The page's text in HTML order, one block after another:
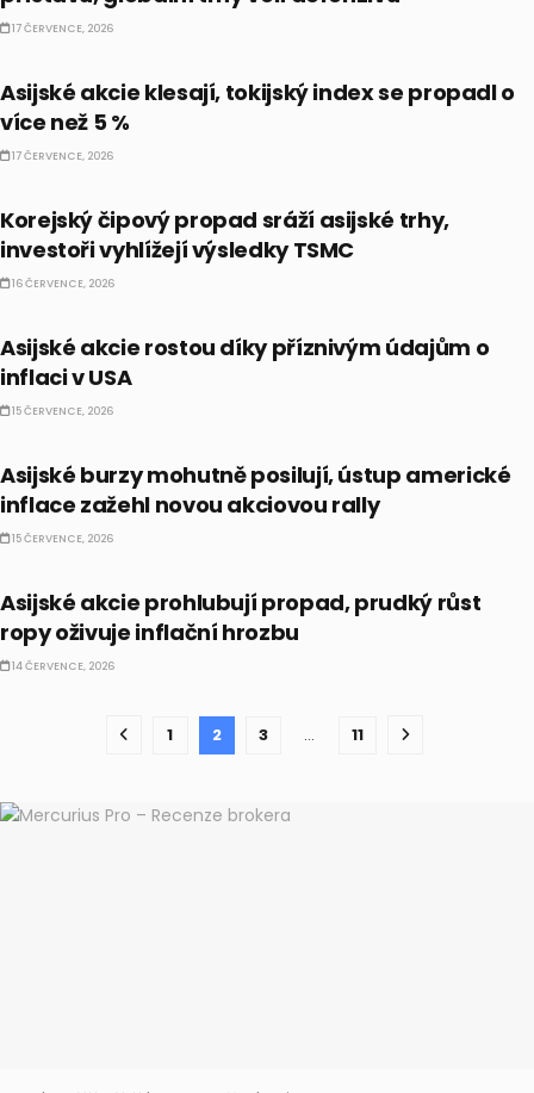
17 ČERVENCE, 2026
Asijské akcie klesají, tokijský index se propadl o
více než 5 %
17 ČERVENCE, 2026
Korejský čipový propad sráží asijské trhy,
investoři vyhlížejí výsledky TSMC
16 ČERVENCE, 2026
Asijské akcie rostou díky příznivým údajům o
inflaci v USA
15 ČERVENCE, 2026
Asijské burzy mohutně posilují, ústup americké
inflace zažehl novou akciovou rally
15 ČERVENCE, 2026
Asijské akcie prohlubují propad, prudký růst
ropy oživuje inflační hrozbu
14 ČERVENCE, 2026
1 2 3 … 11